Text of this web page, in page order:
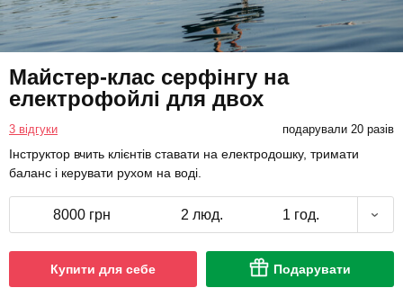
Майстер-клас серфінгу на
електрофойлі для двох
3 відгуки подарували 20 разів
Інструктор вчить клієнтів ставати на електродошку, тримати
баланс і керувати рухом на воді.
8000 грн 2 люд. 1 год.
Купити для себе Подарувати